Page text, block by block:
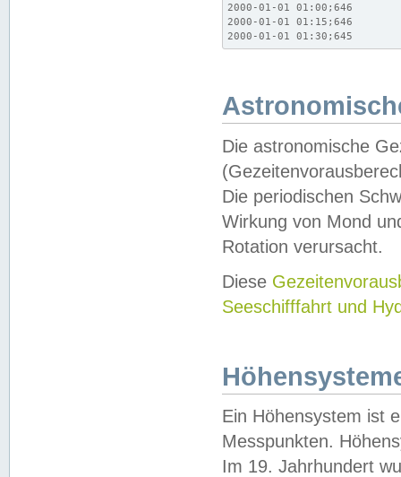
2000-01-01 01:00;646
2000-01-01 01:15;646
2000-01-01 01:30;645
Die astronomische
Die periodischen
Wirkung von Mond
Rotation verursacht.
Diese
Seeschifffahrt und
Ein Höhensystem ist
Messpunkten.
Im 19. Jahrhundert